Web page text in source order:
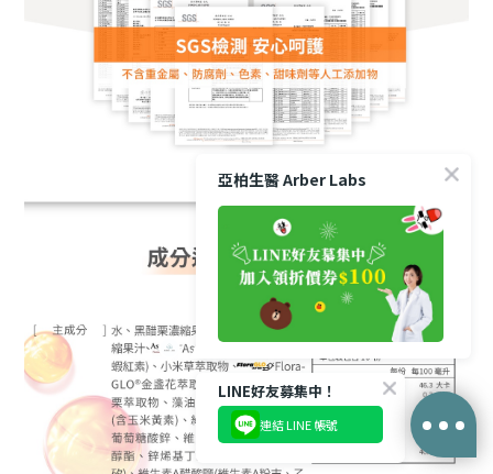
立即購買
亞柏生醫 Arber Labs
LINE好友募集中！
連結 LINE 帳號